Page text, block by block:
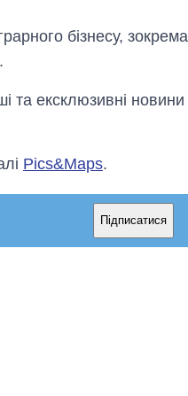
бізнесу, зокрема
та ексклюзивні новини
Pics&Maps.
Підписатися